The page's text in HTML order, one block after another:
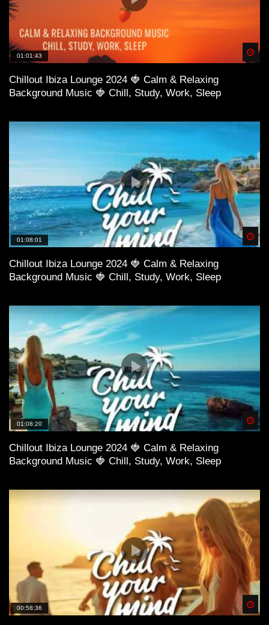
01:01:43
Chillout Ibiza Lounge 2024 🍓 Calm & Relaxing
Background Music 🍓 Chill, Study, Work, Sleep
01:08:01
Chillout Ibiza Lounge 2024 🍓 Calm & Relaxing
Background Music 🍓 Chill, Study, Work, Sleep
01:08:20
Chillout Ibiza Lounge 2024 🍓 Calm & Relaxing
Background Music 🍓 Chill, Study, Work, Sleep
00:58:36